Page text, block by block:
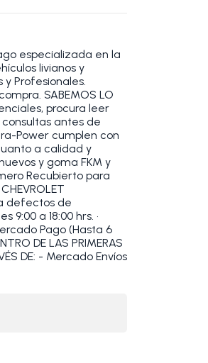
especializada en la
livianos y
Profesionales.
SABEMOS LO
procura leer
antes de
Power cumplen con
a calidad y
y goma FKM y
Recubierto para
defectos de
9:00 a 18:00 hrs. •
Pago (Hasta 6
DE LAS PRIMERAS
DE: - Mercado Envíos